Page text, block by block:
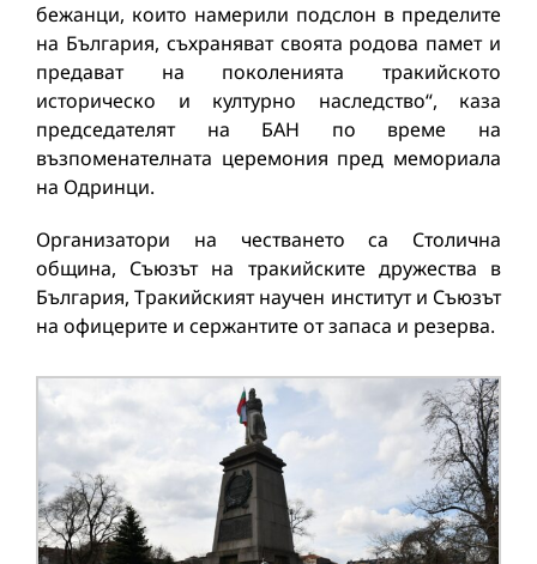
бежанци, които намерили подслон в пределите
на България, съхраняват своята родова памет и
предават на поколенията тракийското
историческо и културно наследство“, каза
председателят на БАН по време на
възпоменателната церемония пред мемориала
на Одринци.
Организатори на честването са Столична
община, Съюзът на тракийските дружества в
България, Тракийският научен институт и Съюзът
на офицерите и сержантите от запаса и резерва.